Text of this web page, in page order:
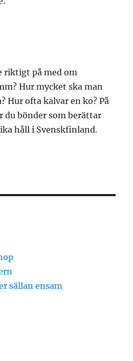
riktigt på med om
Hur mycket ska man
Hur ofta kalvar en ko? På
du bönder som berättar
håll i Svenskfinland.
sällan ensam